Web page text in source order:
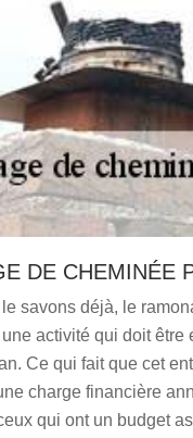
DE CHEMINÉE
savons déjà, le
activité qui doit être
Ce qui fait que cet
charge financière
qui ont un budget